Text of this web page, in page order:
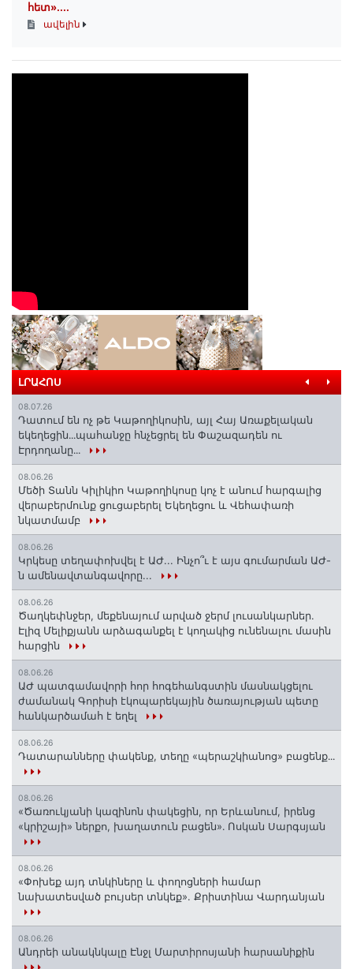
հետ»․...
ավելին
ԼՐԱՀՈՍ
08.07.26
Դատում են ոչ թե Կաթողիկոսին, այլ Հայ Առաքելական
եկեղեցին․․․պահանջը հնչեցրել են Փաշազադեն ու
Էրդողանը․․․
08.06.26
Մեծի Տանն Կիլիկիո Կաթողիկոսը կոչ է անում հարգալից
վերաբերմունք ցուցաբերել Եկեղեցու և Վեհափառի
նկատմամբ
08.06.26
Կրկեսը տեղափոխվել է ԱԺ... Ինչո՞ւ է այս գումարման ԱԺ-
ն ամենավտանգավորը...
08.06.26
Ծաղկեփնջեր, մեքենայում արված ջերմ լուսանկարներ.
Էլիզ Մելիքյանն արձագանքել է կողակից ունենալու մասին
հարցին
08.06.26
ԱԺ պատգամավորի հոր հոգեհանգստին մասնակցելու
ժամանակ Գորիսի էկոպարեկային ծառայության պետը
հանկարծամահ է եղել
08.06.26
Դատարանները փակենք, տեղը «պերաշկիանոց» բացենք․․․
08.06.26
«Ծառուկյանի կազինոն փակեցին, որ Երևանում, իրենց
«կրիշայի» ներքո, խաղատուն բացեն»․ Ոսկան Սարգսյան
08.06.26
«Փոխեք այդ տնկիները և փողոցների համար
նախատեսված բույսեր տնկեք». Քրիստինա Վարդանյան
08.06.26
Անդրեի անակնկալը Էնջլ Մարտիրոսյանի հարսանիքին